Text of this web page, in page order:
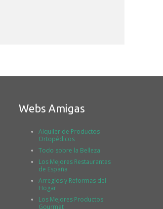
Webs Amigas
Alquiler de Productos
Ortopédicos
Todo sobre la Belleza
Los Mejores Restaurantes
de España
Arreglos y Reformas del
Hogar
Los Mejores Productos
Gourmet